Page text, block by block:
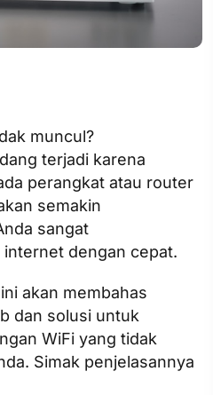
muncul​?
terjadi karena
perangkat atau router
semakin
sangat
dengan cepat.
akan membahas
dan solusi untuk
WiFi yang tidak
Simak penjelasannya